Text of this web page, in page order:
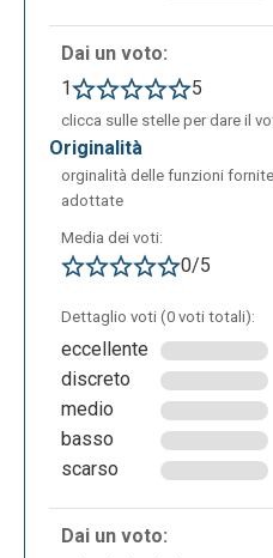
Dai un voto:
1
5
clicca sulle stelle per dare il
originalità
orginalità delle funzioni
adottate
Media dei voti:
0/5
Dettaglio voti (0 voti totali):
eccellente
discreto
medio
basso
scarso
Dai un voto: